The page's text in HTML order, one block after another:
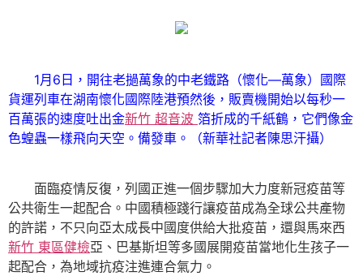
1月6日，開往老撾萬象的中老鐵路（懷化—萬象）國際
貨運列車在湖南懷化國際陸港預然後，販賣機開始以每秒一
百萬張的速度吐出金新竹 超音波 箔折成的千紙鶴，它們像金
色蝗蟲一樣飛向天空。備發車。（新華社記者陳思汗攝）
面臨疫情反復，列國正進一個步驟加大力度新冠疫苗等
公共衛生一起配合。中國積極踐行讓疫苗成為全球公共產物
的許諾，不只向亞太成長中國度供給大批疫苗，還與馬來西
新竹 東區健檢亞、巴基斯坦等多國展開疫苗當地化生孩子一
起配合，為地域抗疫注進連合氣力。